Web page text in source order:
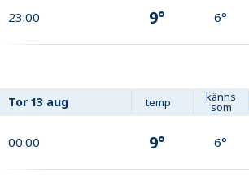
23:00 9° 6°
Tor 13 aug temp känns
som
00:00 9° 6°